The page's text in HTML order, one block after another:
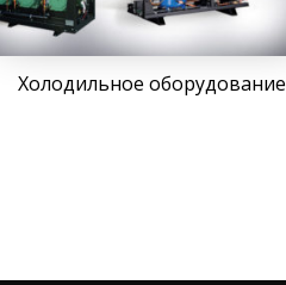
Холодильное оборудование